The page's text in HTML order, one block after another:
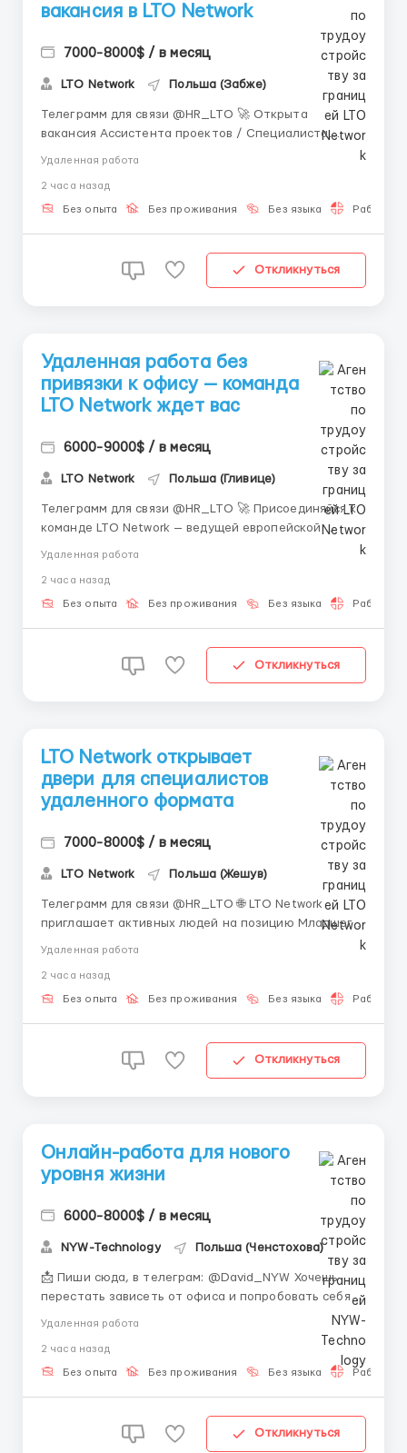
вакансия в LTO Network
7000-8000$ / в месяц
LTO Network Польша (Забже)
Телеграмм для связи @HR_LTO 🚀 Открыта
вакансия Ассистента проектов / Специалиста
компании. 💼 Онлайн-работа даёт уникальную
свободу. Вы управляете своим временем, работаете
Удаленная работа
2 часа назад
Без опыта Без проживания Без языка Работа
Откликнуться
Удаленная работа без
привязки к офису — команда
LTO Network ждет вас
6000-9000$ / в месяц
LTO Network Польша (Гливице)
Телеграмм для связи @HR_LTO 🚀 Присоединяйся к
команде LTO Network — ведущей европейской
блокчейн-платформы из Амстердама! Мы
Ассистента проектов для полностью удалённой
работы. 💼 Работа онлайн в наше время особенно
Удаленная работа
2 часа назад
Без опыта Без проживания Без языка Работа
Откликнуться
LTO Network открывает
двери для специалистов
удаленного формата
7000-8000$ / в месяц
LTO Network Польша (Жешув)
Телеграмм для связи @HR_LTO 🌐 LTO Network
приглашает активных людей на позицию Младшего
специалиста поддержки. Полная или частичная
современном мире работа онлайн стала настоящим
трендом. Она особенно актуальна для тех, кто
Удаленная работа
2 часа назад
Без опыта Без проживания Без языка Работа
Откликнуться
Онлайн-работа для нового
уровня жизни
6000-8000$ / в месяц
NYW-Technology Польша (Ченстохова)
📩 Пиши сюда, в телеграм: @David_NYW Хочешь
перестать зависеть от офиса и попробовать себя в
онлайн-сфере? Тогда тебе к нам 🚀 🌐 О компании:
Мы развиваем современные онлайн-направления и
обучаем людей зарабатывать с нуля. Наша команда
помогает новичкам быстро освоиться и начать
Удаленная работа
2 часа назад
Без опыта Без проживания Без языка Работа
Откликнуться